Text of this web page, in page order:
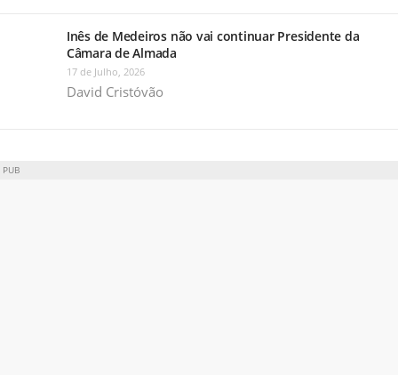
Inês de Medeiros não vai continuar Presidente da
Câmara de Almada
17 de Julho, 2026
David Cristóvão
PUB